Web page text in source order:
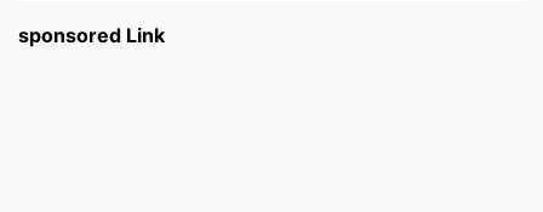
sponsored Link